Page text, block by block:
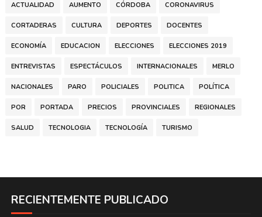
ACTUALIDAD AUMENTO CÓRDOBA CORONAVIRUS
CORTADERAS CULTURA DEPORTES DOCENTES
ECONOMÍA EDUCACION ELECCIONES ELECCIONES 2019
ENTREVISTAS ESPECTÁCULOS INTERNACIONALES MERLO
NACIONALES PARO POLICIALES POLITICA POLÍTICA
POR PORTADA PRECIOS PROVINCIALES REGIONALES
SALUD TECNOLOGIA TECNOLOGÍA TURISMO
RECIENTEMENTE PUBLICADO